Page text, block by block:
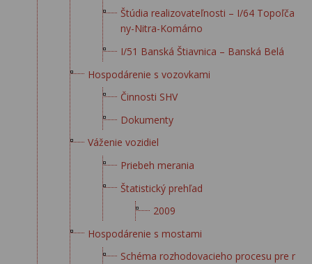
Štúdia realizovateľnosti – I/64 Topoľča
ny-Nitra-Komárno
I/51 Banská Štiavnica – Banská Belá
Hospodárenie s vozovkami
Činnosti SHV
Dokumenty
Váženie vozidiel
Priebeh merania
Štatistický prehľad
2009
Hospodárenie s mostami
Schéma rozhodovacieho procesu pre r